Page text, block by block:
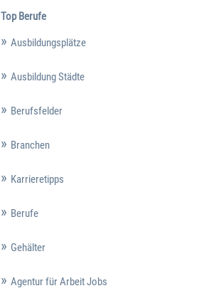
Top Berufe
Ausbildungsplätze
Ausbildung Städte
Berufsfelder
Branchen
Karrieretipps
Berufe
Gehälter
Agentur für Arbeit Jobs